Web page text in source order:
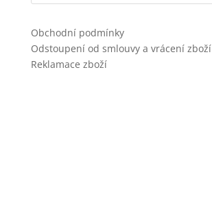
Obchodní podmínky
Odstoupení od smlouvy a vrácení zboží
Reklamace zboží